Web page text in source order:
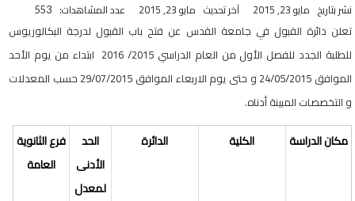
نشر بتاريخ مايو 23, 2015 آخر تحديث مايو 23, 2015 عدد المشاهدات: 553
تعلن دائرة القبول في جامعة القدس عن فتح باب القبول لدرجة البكالوريوس
للطلبة الجدد للفصل الأول من العام الدراسي 2015/ 2016 ابتداء من يوم الأحد
الموافق 24/05/2015 و حتى يوم الاربعاء الموافق 29/07/2015 حسب المعدلات
و التخصصات المبينة أدناه.
مكان الدراسة الكلية الدائرة
الحد
الأدنى
لمعدل
فرع الثانوية
العامة